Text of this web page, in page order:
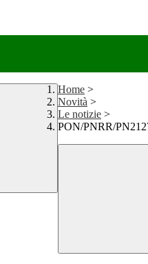
Home >
Novità >
Le notizie >
PON/PNRR/